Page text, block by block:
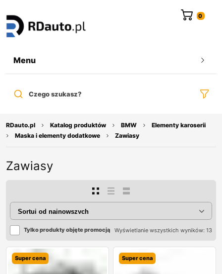
Menu
Czego szukasz?
RDauto.pl Katalog produktów BMW
Elementy karoserii
Maska i elementy dodatkowe
Zawiasy
Zawiasy
Tylko produkty objęte promocją Wyświetlanie wszystkich wyników: 13
Super cena Super cena